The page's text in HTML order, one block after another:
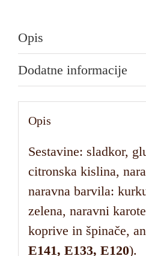
Opis
Dodatne informacije
Opis
Sestavine: sladkor,
citronska kislina,
naravna barvila:
zelena, naravni
koprive in špinače,
E141, E133, E120).